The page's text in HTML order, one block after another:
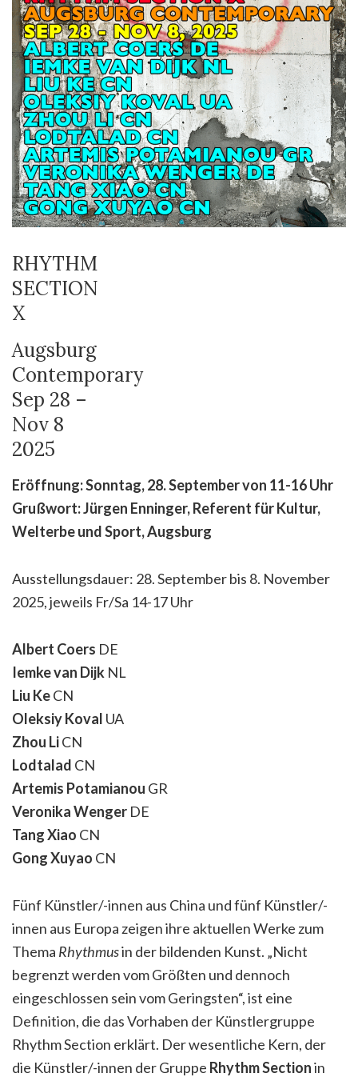
RHYTHM
SECTION
X
Augsburg
Contemporary
Sep 28 –
Nov 8
2025
Eröffnung: Sonntag, 28. September von 11-16 Uhr
Grußwort: Jürgen Enninger, Referent für Kultur,
Welterbe und Sport, Augsburg
Ausstellungsdauer: 28. September bis 8. November
2025, jeweils Fr/Sa 14-17 Uhr
Albert Coers DE
Iemke van Dijk NL
Liu KeCN
Oleksiy Koval UA
Zhou LiCN
Lodtalad CN
Artemis Potamianou GR
Veronika Wenger DE
Tang Xiao CN
Gong Xuyao CN
Fünf Künstler/-innen aus China und fünf Künstler/-
innen aus Europa zeigen ihre aktuellen Werke zum
Thema Rhythmusin der bildenden Kunst. „Nicht
begrenzt werden vom Größten und dennoch
eingeschlossen sein vom Geringsten“, ist eine
Definition, die das Vorhaben der Künstlergruppe
Rhythm Section erklärt. Der wesentliche Kern, der
die Künstler/-innen der Gruppe Rhythm Sectionin